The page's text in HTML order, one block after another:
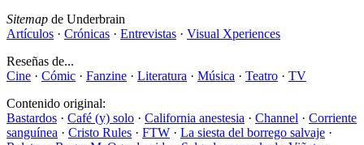
Sitemap de Underbrain
Artículos · Crónicas · Entrevistas · Visual Xperiences
Reseñas de...
Cine · Cómic · Fanzine · Literatura · Música · Teatro · TV
Contenido original:
Bastardos · Café (y) solo · California anestesia · Channel · Corriente
sanguínea · Cristo Rules · FTW · La siesta del borrego salvaje ·